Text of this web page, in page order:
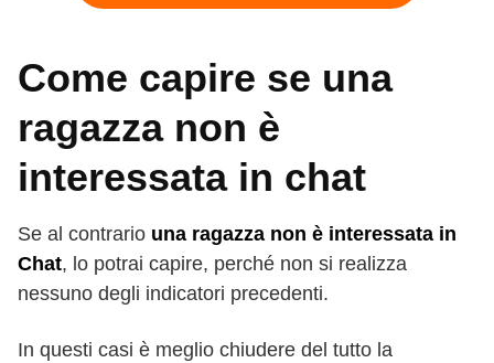
Come capire se una
ragazza non è
interessata in chat
Se al contrario una ragazza non è interessata in
Chat, lo potrai capire, perché non si realizza
nessuno degli indicatori precedenti.
In questi casi è meglio chiudere del tutto la